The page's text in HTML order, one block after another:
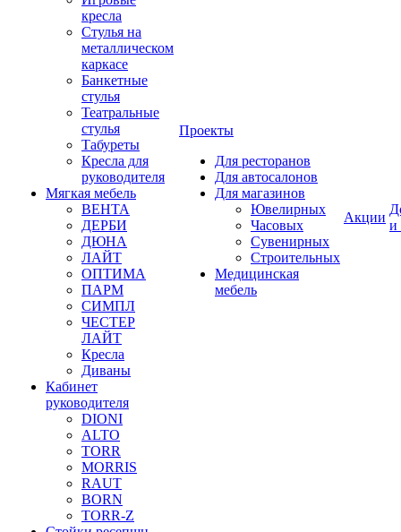
кресла
Стулья на
металлическом
каркасе
Банкетные
стулья
Театральные
стулья
Табуреты
Кресла для
руководителя
Мягкая мебель
ВЕНТА
ДЕРБИ
ДЮНА
ЛАЙТ
ОПТИМА
ПАРМ
СИМПЛ
ЧЕСТЕР
ЛАЙТ
Кресла
Диваны
Кабинет
руководителя
DIONI
ALTO
TORR
MORRIS
RAUT
BORN
TORR-Z
Проекты
Для ресторанов
Для автосалонов
Для магазинов
Ювелирных
Часовых
Сувенирных
Строительных
Медицинская
мебель
Акции
и